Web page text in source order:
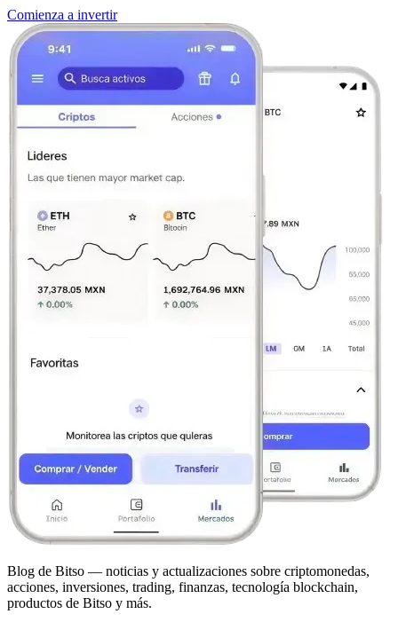
Comienza a invertir
Blog de Bitso — noticias y actualizaciones sobre criptomonedas,
acciones, inversiones, trading, finanzas, tecnología blockchain,
productos de Bitso y más.